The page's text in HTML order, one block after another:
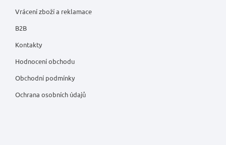
Vrácení zboží a reklamace
B2B
Kontakty
Hodnocení obchodu
Obchodní podmínky
Ochrana osobních údajů